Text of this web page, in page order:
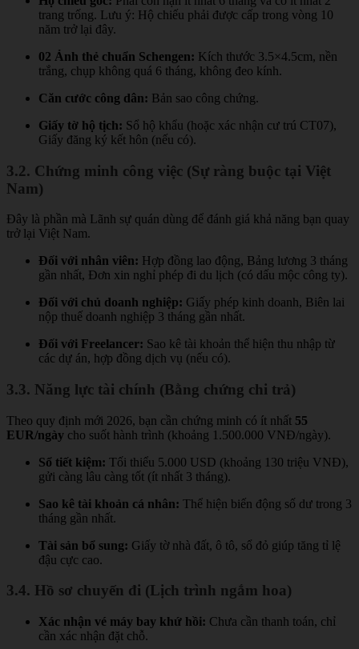
trang trống. Lưu ý: Hộ chiếu phải được cấp trong vòng 10
năm trở lại đây.
02 Ảnh thẻ chuẩn Schengen: Kích thước 3.5×4.5cm, nền
trắng, chụp không quá 6 tháng, không đeo kính.
Căn cước công dân: Bản sao công chứng.
Giấy tờ hộ tịch: Sổ hộ khẩu (hoặc xác nhận cư trú CT07),
Giấy đăng ký kết hôn (nếu có).
3.2. Chứng minh công việc (Sự ràng buộc tại Việt
Nam)
Đây là phần mà Lãnh sự quán dùng để đánh giá khả năng bạn quay
trở lại Việt Nam.
Đối với nhân viên: Hợp đồng lao động, Bảng lương 3 tháng
gần nhất, Đơn xin nghỉ phép đi du lịch (có dấu mộc công ty).
Đối với chủ doanh nghiệp: Giấy phép kinh doanh, Biên lai
nộp thuế doanh nghiệp 3 tháng gần nhất.
Đối với Freelancer: Sao kê tài khoản thể hiện thu nhập từ
các dự án, hợp đồng dịch vụ (nếu có).
3.3. Năng lực tài chính (Bằng chứng chi trả)
Theo quy định mới 2026, bạn cần chứng minh có ít nhất 55
EUR/ngày cho suốt hành trình (khoảng 1.500.000 VNĐ/ngày).
Sổ tiết kiệm: Tối thiểu 5.000 USD (khoảng 130 triệu VNĐ),
gửi càng lâu càng tốt (ít nhất 3 tháng).
Sao kê tài khoản cá nhân: Thể hiện biến động số dư trong 3
tháng gần nhất.
Tài sản bổ sung: Giấy tờ nhà đất, ô tô, sổ đỏ giúp tăng tỉ lệ
đậu cực cao.
3.4. Hồ sơ chuyến đi (Lịch trình ngắm hoa)
Xác nhận vé máy bay khứ hồi: Chưa cần thanh toán, chỉ
cần xác nhận đặt chỗ.